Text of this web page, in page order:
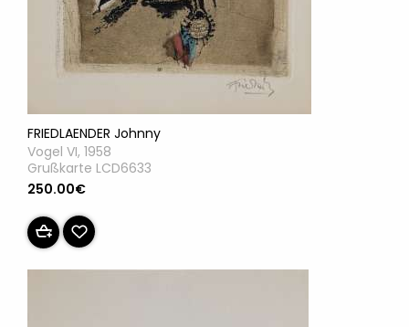
FRIEDLAENDER Johnny
Vogel VI, 1958
Grußkarte LCD6633
250.00€